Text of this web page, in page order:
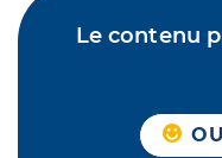
Le contenu
OUI